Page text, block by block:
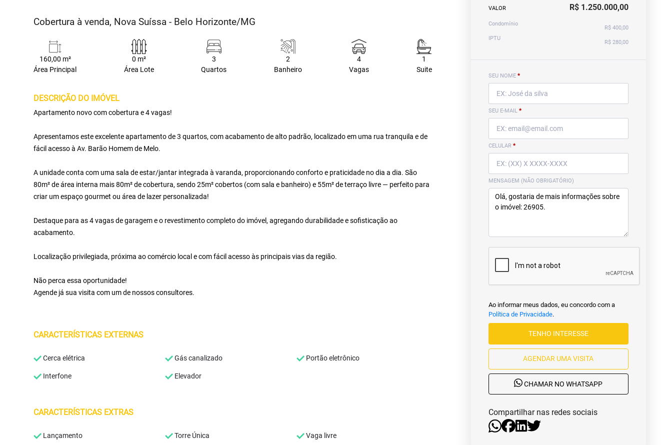
Cobertura à venda, Nova Suíssa - Belo Horizonte/MG
160,00 m²
Área Principal
0 m²
Área Lote
3
Quartos
2
Banheiro
4
Vagas
1
Suite
DESCRIÇÃO DO IMÓVEL
Apartamento novo com cobertura e 4 vagas!
Apresentamos este excelente apartamento de 3 quartos, com acabamento de alto padrão, localizado em uma rua tranquila e de
fácil acesso à Av. Barão Homem de Melo.
A unidade conta com uma sala de estar/jantar integrada à varanda, proporcionando conforto e praticidade no dia a dia. São
80m² de área interna mais 80m² de cobertura, sendo 25m² cobertos (com sala e banheiro) e 55m² de terraço livre — perfeito para
criar um espaço gourmet ou área de lazer personalizada!
Destaque para as 4 vagas de garagem e o revestimento completo do imóvel, agregando durabilidade e sofisticação ao
acabamento.
Localização privilegiada, próxima ao comércio local e com fácil acesso às principais vias da região.
Não perca essa oportunidade!
Agende já sua visita com um de nossos consultores.
CARACTERÍSTICAS EXTERNAS
Cerca elétrica Gás canalizado Portão eletrônico
Interfone Elevador
CARACTERÍSTICAS EXTRAS
Lançamento Torre Única Vaga livre
VALOR R$ 1.250.000,00
Condomínio
R$ 400,00
IPTU
R$ 280,00
SEU NOME *
SEU E-MAIL *
CELULAR *
MENSAGEM (NÃO OBRIGATÓRIO)
Ao informar meus dados, eu concordo com a
Política de Privacidade.
TENHO INTERESSE
AGENDAR UMA VISITA
CHAMAR NO WHATSAPP
Compartilhar nas redes sociais